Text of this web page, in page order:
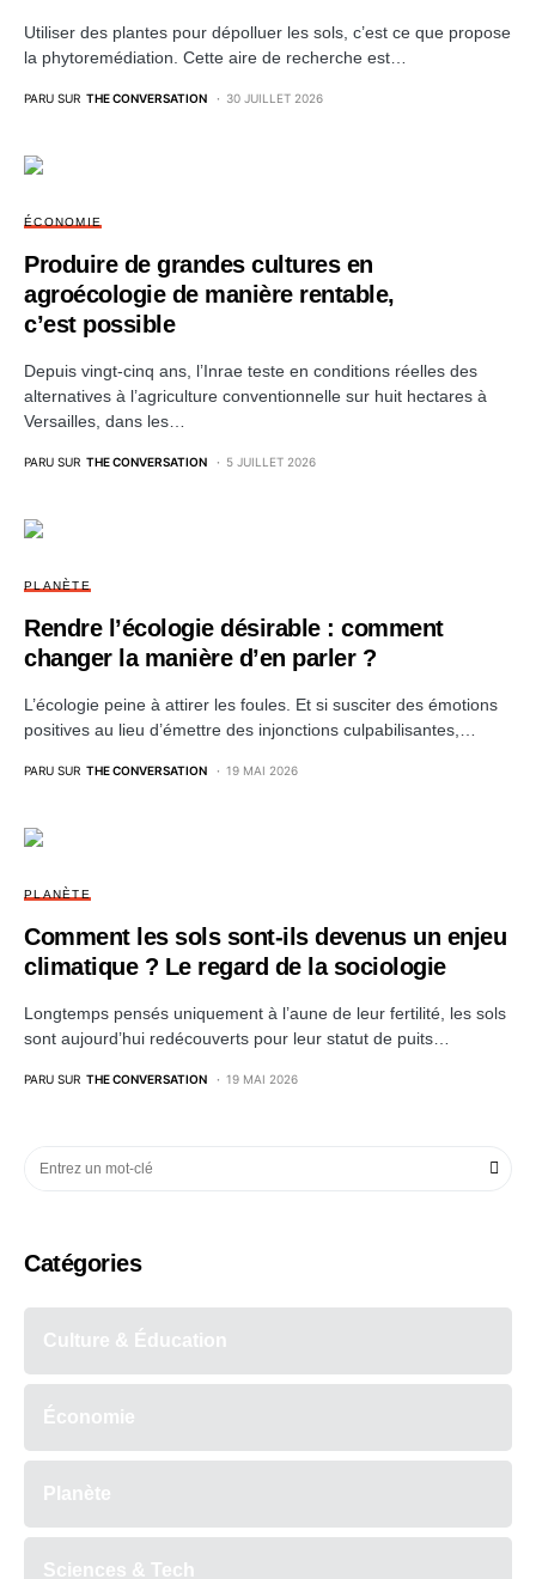
Utiliser des plantes pour dépolluer les sols, c’est ce que propose
la phytoremédiation. Cette aire de recherche est…
PARU SUR THE CONVERSATION 30 JUILLET 2026
ÉCONOMIE
Produire de grandes cultures en
agroécologie de manière rentable,
c’est possible
Depuis vingt-cinq ans, l’Inrae teste en conditions réelles des
alternatives à l’agriculture conventionnelle sur huit hectares à
Versailles, dans les…
PARU SUR THE CONVERSATION 5 JUILLET 2026
PLANÈTE
Rendre l’écologie désirable : comment
changer la manière d’en parler ?
L’écologie peine à attirer les foules. Et si susciter des émotions
positives au lieu d’émettre des injonctions culpabilisantes,…
PARU SUR THE CONVERSATION 19 MAI 2026
PLANÈTE
Comment les sols sont‑ils devenus un enjeu
climatique ? Le regard de la sociologie
Longtemps pensés uniquement à l’aune de leur fertilité, les sols
sont aujourd’hui redécouverts pour leur statut de puits…
PARU SUR THE CONVERSATION 19 MAI 2026
Catégories
Culture & Éducation
Économie
Planète
Sciences & Tech